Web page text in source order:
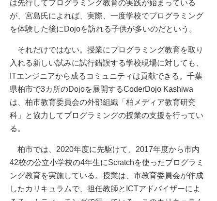
は先行してプログラミング教育の実践が始まっている
が、宮島氏によれば、実際、一度学校でプログラミング
を体験した後にDojoを訪れる子供が多いのだという。
それだけではない。授業にプログラミング教育を取り
入れる新しい試みに試行錯誤する学校現場に対しても、
ITエンジニアから成るコミュニティは貢献できる。千葉
県柏市で3カ所のDojoを展開するCoderDojo Kashiwa
は、柏市教育委員会の外部組織「柏メディア教育研究
科」と協力してプログラミングの授業の支援を行ってい
る。
柏市では、2020年度に先駆けて、2017年度から市内
42校の公立小学校の4年生にScratchを使ったプログラミ
ング教育を実施している。授業は、市教育委員会が作成
したカリキュラムで、担任教師とICTアドバイザーによ